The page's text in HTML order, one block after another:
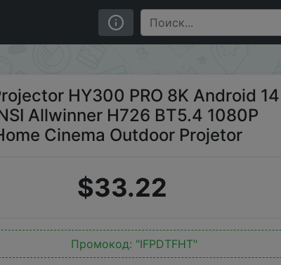
Allwinner H726 BT5.4 1080P 1280720P
HY300 PRO 8K Android
Allwinner H726 BT5.4 1080P
Cinema Outdoor Projetor
$33.22
Промокод: "IFPDTFHT"